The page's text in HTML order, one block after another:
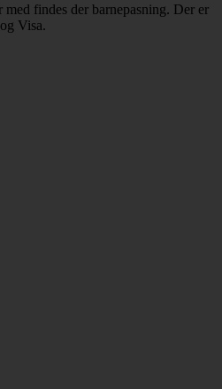
findes der barnepasning. Der er
Visa.